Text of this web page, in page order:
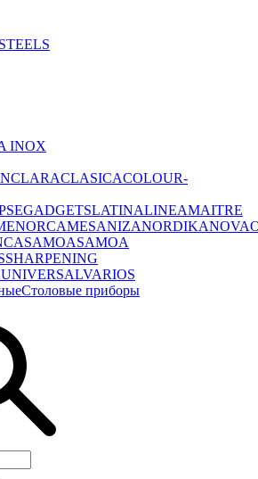
INOX
CLARACLASICACOLOUR-
GADGETSLATINALINEAMAITRE
MESANIZANORDIKANOVA
SAMOASAMOA
SHARPENING
UNIVERSALVARIOS
Столовые приборы